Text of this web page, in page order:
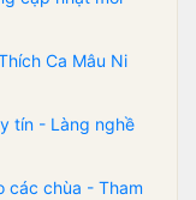
Ca Mâu Ni
tín - Làng nghề
các chùa - Tham